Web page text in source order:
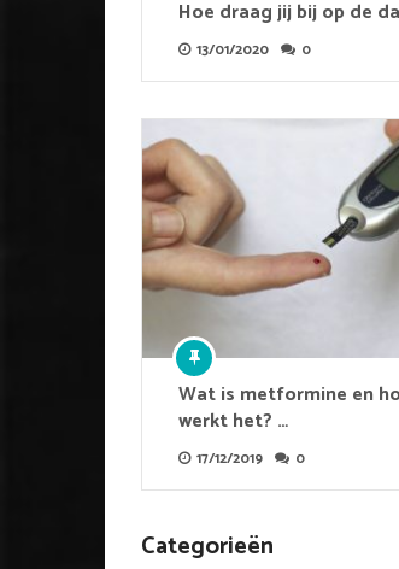
Hoe draag jij bij op de
13/01/2020 0
Wat is metformine en
werkt het? …
17/12/2019 0
Categorieën